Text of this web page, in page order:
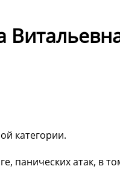
категории.
панических атак, в